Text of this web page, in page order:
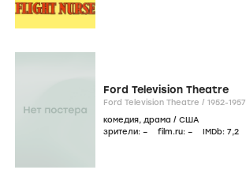
Ford Television Theatre
Ford Television Theatre / 1952-1957
комедия, драма / США
зрители: – film.ru: – IMDb: 7,2